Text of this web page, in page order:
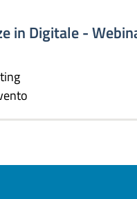
in Digitale -